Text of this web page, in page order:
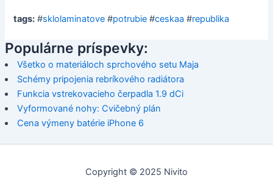
tags: #sklolaminatove #potrubie #ceskaa #republika
Populárne príspevky:
Všetko o materiáloch sprchového setu Maja
Schémy pripojenia rebríkového radiátora
Funkcia vstrekovacieho čerpadla 1.9 dCi
Vyformované nohy: Cvičebný plán
Cena výmeny batérie iPhone 6
Copyright © 2025 Nivito